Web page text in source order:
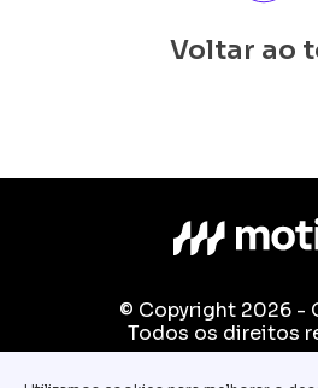
Voltar ao
© Copyright 2026 -
Todos os direitos